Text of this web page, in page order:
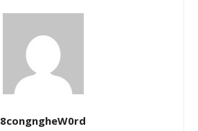
8congngheW0rd